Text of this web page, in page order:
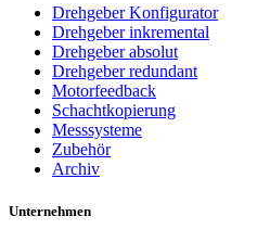
Drehgeber Konfigurator
Drehgeber inkremental
Drehgeber absolut
Drehgeber redundant
Motorfeedback
Schachtkopierung
Messsysteme
Zubehör
Archiv
Unternehmen